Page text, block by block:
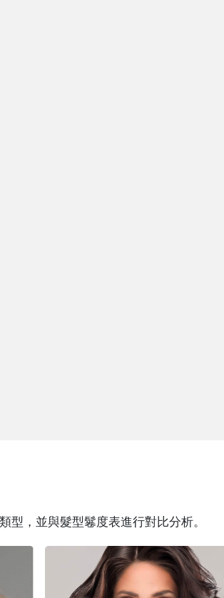
，並與髮型鬈度表進行對比分析。